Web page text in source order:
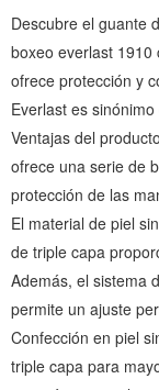
Descubre el guante
boxeo everlast 1910
ofrece protección y
Everlast es
Ventajas del
ofrece una serie de
protección de las
El material de piel
de triple capa
Además, el sistema
permite un ajuste
Confección en piel
triple capa para